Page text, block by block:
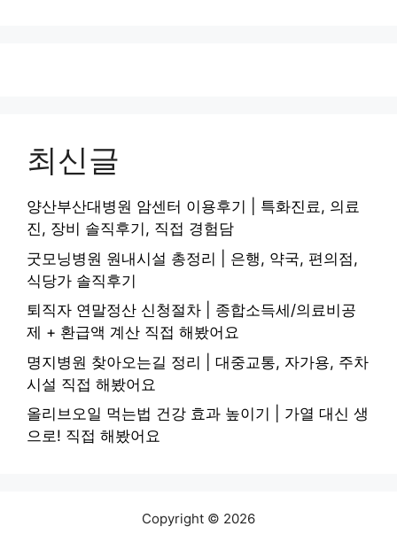
최신글
양산부산대병원 암센터 이용후기 | 특화진료, 의료
진, 장비 솔직후기, 직접 경험담
굿모닝병원 원내시설 총정리 | 은행, 약국, 편의점,
식당가 솔직후기
퇴직자 연말정산 신청절차 | 종합소득세/의료비공
제 + 환급액 계산 직접 해봤어요
명지병원 찾아오는길 정리 | 대중교통, 자가용, 주차
시설 직접 해봤어요
올리브오일 먹는법 건강 효과 높이기 | 가열 대신 생
으로! 직접 해봤어요
Copyright © 2026